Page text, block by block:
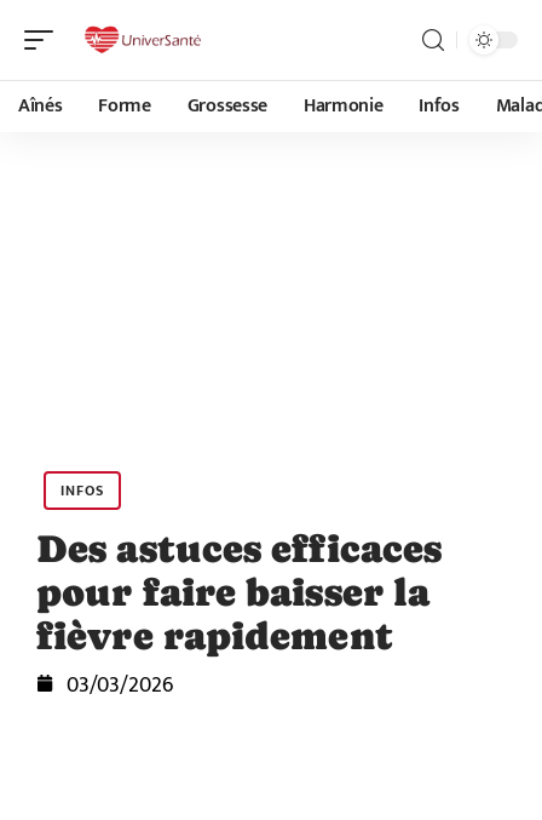
Aînés Forme Grossesse Harmonie Infos
INFOS
Des astuces efficaces
pour faire baisser la
fièvre rapidement
03/03/2026